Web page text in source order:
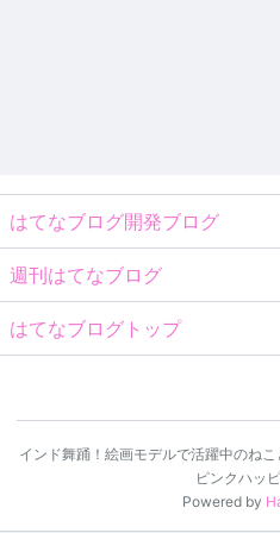
はてなブログ開発ブログ
週刊はてなブログ
はてなブログトップ
インド舞踊！絵画モデルで活躍中のね
ピンクハッ
Powered by